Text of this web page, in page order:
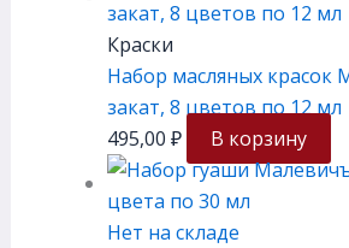
Краски
Набор масляных красок
закат, 8 цветов по 12 мл
495,00 ₽ В корзину
Нет на складе